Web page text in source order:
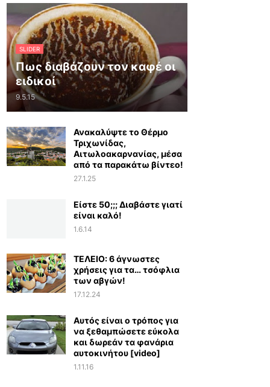
SLIDER
Πως διαβάζουν τον καφέ οι
ειδικοί
9.5.15
Ανακαλύψτε το Θέρμο
Τριχωνίδας,
Αιτωλοακαρνανίας, μέσα
από τα παρακάτω βίντεο!
27.1.25
Είστε 50;;; Διαβάστε γιατί
είναι καλό!
1.6.14
ΤΕΛΕΙΟ: 6 άγνωστες
χρήσεις για τα… τσόφλια
των αβγών!
17.12.24
Αυτός είναι ο τρόπος για
να ξεθαμπώσετε εύκολα
και δωρεάν τα φανάρια
αυτοκινήτου [video]
1.11.16